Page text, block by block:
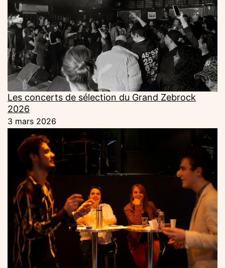
Les concerts de sélection du Grand Zebrock
2026
3 mars 2026